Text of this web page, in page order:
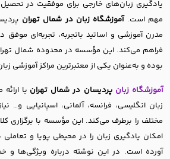
یادگیری زبان‌های خارجی برای موفقیت در
مهم است.آموزشگاه زبان در شمال تهران
مدرن آموزشی و اساتید باتجربه، تجربه‌ای موفق
فراهم می‌کند. این مؤسسه در محدوده شمال
بوده و به‌عنوان یکی از معتبرترین مراکز آموزشی
آموزشگاه زبان پردیسان در شمال تهران با
زبان انگلیسی، فرانسه، آلمانی، اسپانیایی و…
مختلف را برطرف می‌کند. این مؤسسه با
امکان یادگیری زبان را در محیطی پویا و تعاملی
آورده است. در این نوشته درباره ویژگی‌ها